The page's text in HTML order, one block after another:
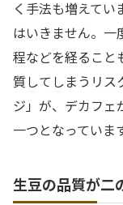
く手法も増えて
はいきません。一
程などを経ること
質してしまうリス
ジ」が、デカフェ
一つとなっていま
生豆の品質が二